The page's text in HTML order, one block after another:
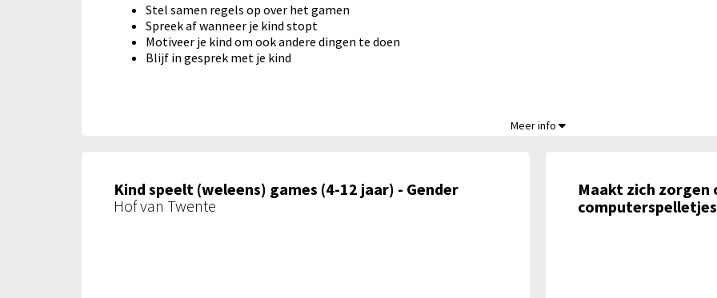
Stel samen regels op over het gamen
Spreek af wanneer je kind stopt
Motiveer je kind om ook andere dingen te doen
Blijf in gesprek met je kind
,Meer info
Kind speelt (weleens) games (4-12 jaar) - Gender
Hof van Twente
Maakt zich zorgen